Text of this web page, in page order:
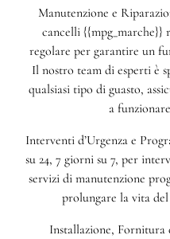
Manutenzione e
cancelli {{mpg_marche}}
regolare per garantire un
Il nostro team di esperti è
qualsiasi tipo di guasto,
a
Interventi d’Urgenza e
su 24, 7 giorni su 7, per
servizi di manutenzione
prolungare la vita
Installazione, Fornitura